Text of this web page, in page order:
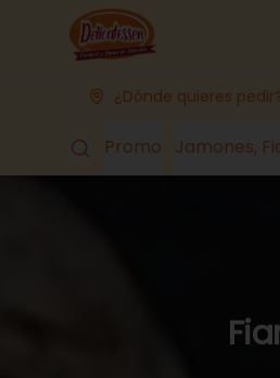
¿Dónde quieres
Promo Jamones,